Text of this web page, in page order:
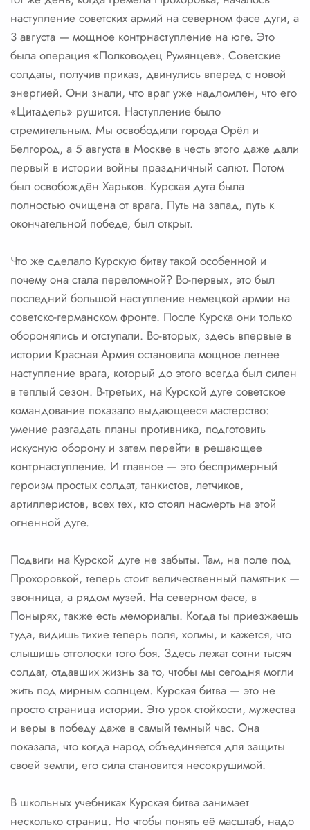
наступление советских армий на северном фасе дуги, а
3 августа — мощное контрнаступление на юге. Это
была операция «Полководец Румянцев». Советские
солдаты, получив приказ, двинулись вперед с новой
энергией. Они знали, что враг уже надломлен, что его
«Цитадель» рушится. Наступление было
стремительным. Мы освободили города Орёл и
Белгород, а 5 августа в Москве в честь этого даже дали
первый в истории войны праздничный салют. Потом
был освобождён Харьков. Курская дуга была
полностью очищена от врага. Путь на запад, путь к
окончательной победе, был открыт.
Что же сделало Курскую битву такой особенной и
почему она стала переломной? Во-первых, это был
последний большой наступление немецкой армии на
советско-германском фронте. После Курска они только
оборонялись и отступали. Во-вторых, здесь впервые в
истории Красная Армия остановила мощное летнее
наступление врага, который до этого всегда был силен
в теплый сезон. В-третьих, на Курской дуге советское
командование показало выдающееся мастерство:
умение разгадать планы противника, подготовить
искусную оборону и затем перейти в решающее
контрнаступление. И главное — это беспримерный
героизм простых солдат, танкистов, летчиков,
артиллеристов, всех тех, кто стоял насмерть на этой
огненной дуге.
Подвиги на Курской дуге не забыты. Там, на поле под
Прохоровкой, теперь стоит величественный памятник —
звонница, а рядом музей. На северном фасе, в
Понырях, также есть мемориалы. Когда ты приезжаешь
туда, видишь тихие теперь поля, холмы, и кажется, что
слышишь отголоски того боя. Здесь лежат сотни тысяч
солдат, отдавших жизнь за то, чтобы мы сегодня могли
жить под мирным солнцем. Курская битва — это не
просто страница истории. Это урок стойкости, мужества
и веры в победу даже в самый темный час. Она
показала, что когда народ объединяется для защиты
своей земли, его сила становится несокрушимой.
В школьных учебниках Курская битва занимает
несколько страниц. Но чтобы понять её масштаб, надо